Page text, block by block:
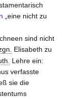
„eine nicht zu
sind nicht
Elisabeth zu
Lehre ein:
verfasste
sie die